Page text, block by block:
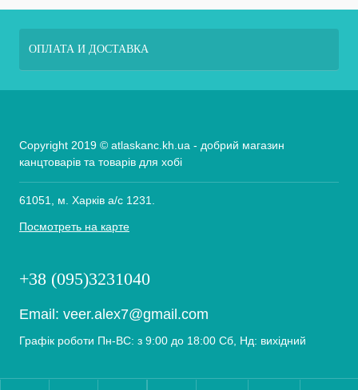
ОПЛАТА И ДОСТАВКА
Copyright 2019 © atlaskanc.kh.ua - добрий магазин
канцтоварів та товарів для хобі
61051, м. Харків а/с 1231.
Посмотреть на карте
+38 (095)3231040
Email: veer.alex7@gmail.com
Графік роботи Пн-ВС: з 9:00 до 18:00 Сб, Нд: вихідний